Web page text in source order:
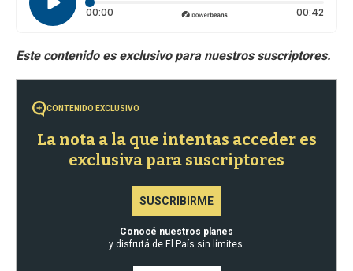
00:00 Tiempo transcurrido: 0 segundos 00:42
CONTENIDO EXCLUSIVO
La nota a la que intentas acceder es
exclusiva para suscriptores
SUSCRIBIRME
Conocé nuestros planes
y disfrutá de El País sin límites.